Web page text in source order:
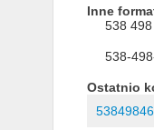
Inne
538
538-
Ostatnio